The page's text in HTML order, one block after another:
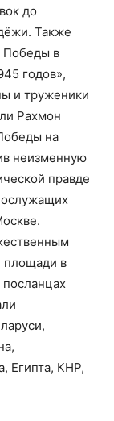
до
Также
Победы в
годов»,
и труженики
Рахмон
на
неизменную
правде
площади в
Египта, КНР,